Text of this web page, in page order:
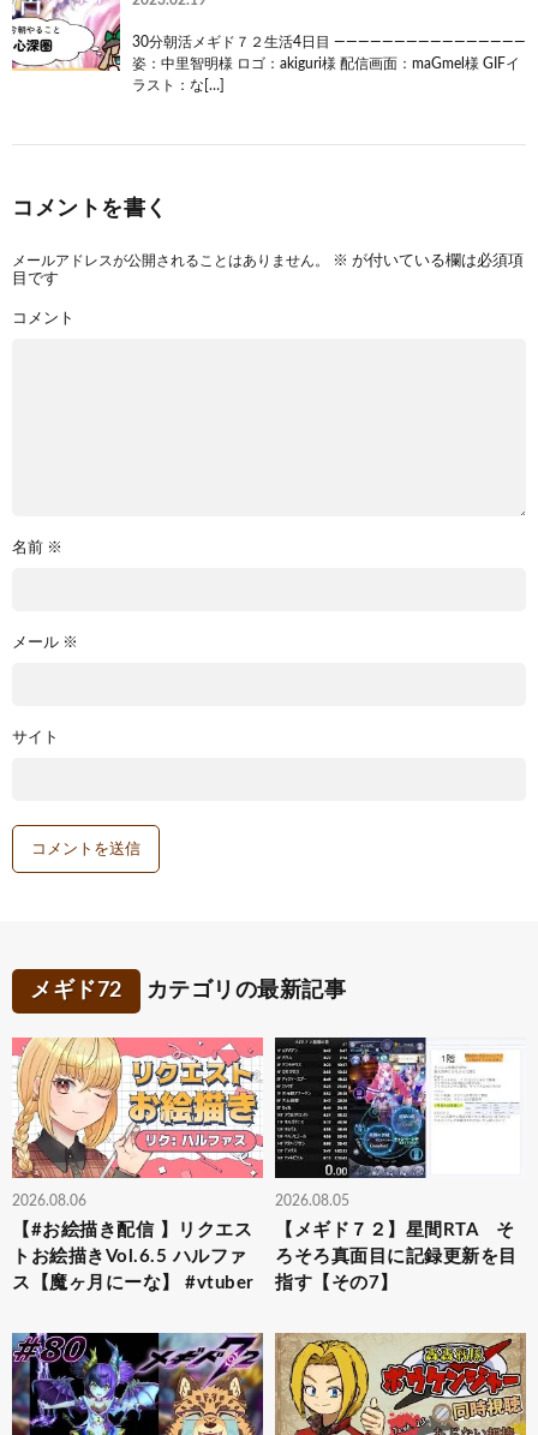
30分朝活メギド７２生活4日目 ――――――――――――――――
姿：中里智明様 ロゴ：akiguri様 配信画面：maGmel様 GIFイ
ラスト：な[…]
コメントを書く
メールアドレスが公開されることはありません。 ※ が付いている欄は必須項
目です
コメント
名前 ※
メール ※
サイト
メギド72 カテゴリの最新記事
2026.08.06
【#お絵描き配信 】リクエス
トお絵描きVol.6.5 ハルファ
ス【魔ヶ月にーな】 #vtuber
2026.08.05
【メギド７２】星間RTA そ
ろそろ真面目に記録更新を目
指す【その7】